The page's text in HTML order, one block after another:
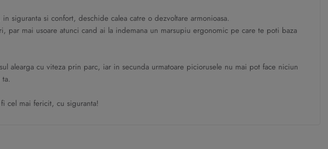
siguranta si confort, deschide calea catre o dezvoltare armonioasa.
mai usoare atunci cand ai la indemana un marsupiu ergonomic pe care te poti baza
alearga cu viteza prin parc, iar in secunda urmatoare piciorusele nu mai pot face niciun
cel mai fericit, cu siguranta!